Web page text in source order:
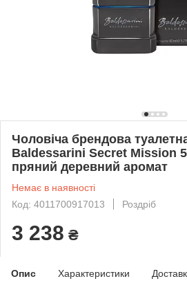
Чоловіча брендова
Baldessarini Secret Mission
пряний деревний аромат
Немає в наявності
Код: 4011700917013
Роздріб
3 238 ₴
Опис Характеристики